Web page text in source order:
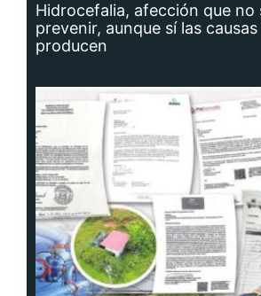
Hidrocefalia, afección que no
prevenir, aunque sí las causas
producen